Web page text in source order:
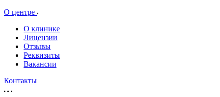
О центре
О клинике
Лицензии
Отзывы
Реквизиты
Вакансии
Контакты